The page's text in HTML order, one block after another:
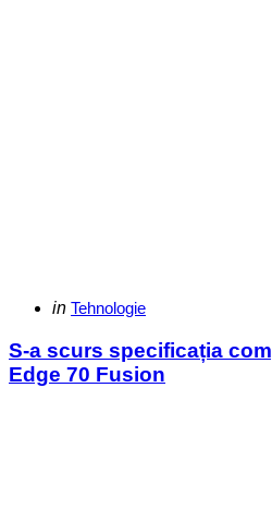
Categories
Posted
in Tehnologie
S-a scurs specificația
Edge 70 Fusion